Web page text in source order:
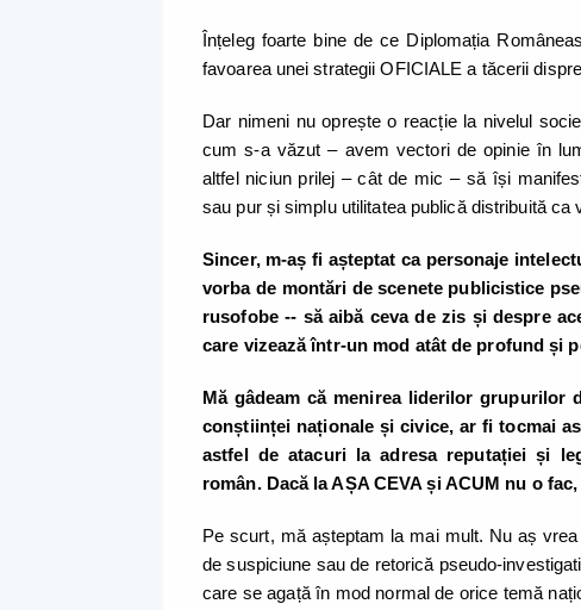
Înțeleg foarte bine de ce Diplomația
favoarea unei strategii OFICIALE a tăcerii
Dar nimeni nu oprește o reacție la nivelul
cum s-a văzut – avem vectori de opinie în
altfel niciun prilej – cât de mic – să își
sau pur și simplu utilitatea publică distribuită ca
Sincer, m-aș fi așteptat ca personaje
vorba de montări de scenete publicistice
rusofobe -- să aibă ceva de zis și despre
care vizează într-un mod atât de profund și
Mă gâdeam că menirea liderilor grupurilor
conștiinței naționale și civice, ar fi tocmai
astfel de atacuri la adresa reputației și
român. Dacă la AȘA CEVA și ACUM nu o
Pe scurt, mă așteptam la mai mult. Nu aș
de suspiciune sau de retorică pseudo-
care se agață în mod normal de orice temă